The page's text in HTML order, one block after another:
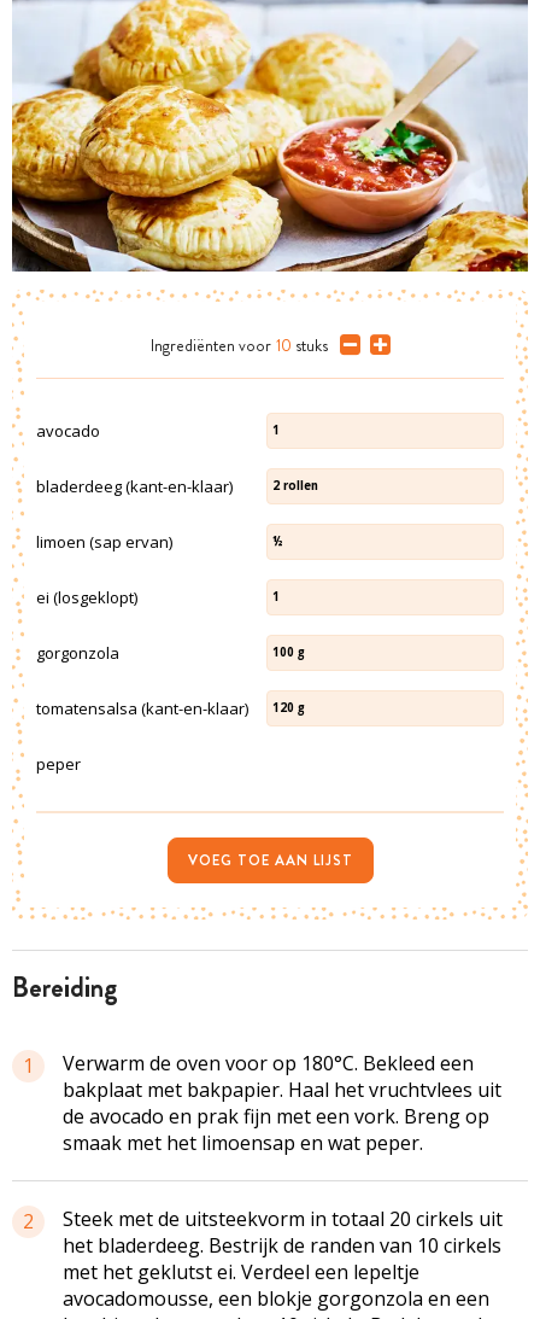
bereiding
1
Verwarm de oven voor op 180°C. Bekleed een
bakplaat met bakpapier. Haal het vruchtvlees uit
de avocado en prak fijn met een vork. Breng op
smaak met het limoensap en wat peper.
2
Steek met de uitsteekvorm in totaal 20 cirkels uit
het bladerdeeg. Bestrijk de randen van 10 cirkels
met het geklutst ei. Verdeel een lepeltje
avocadomousse, een blokje gorgonzola en een
Ingrediënten voor 10 stuks
avocado 1
bladerdeeg (kant-en-klaar) 2 rollen
limoen (sap ervan) ½
ei (losgeklopt) 1
gorgonzola 100 g
tomatensalsa (kant-en-klaar) 120 g
peper
VOEG TOE AAN LIJST